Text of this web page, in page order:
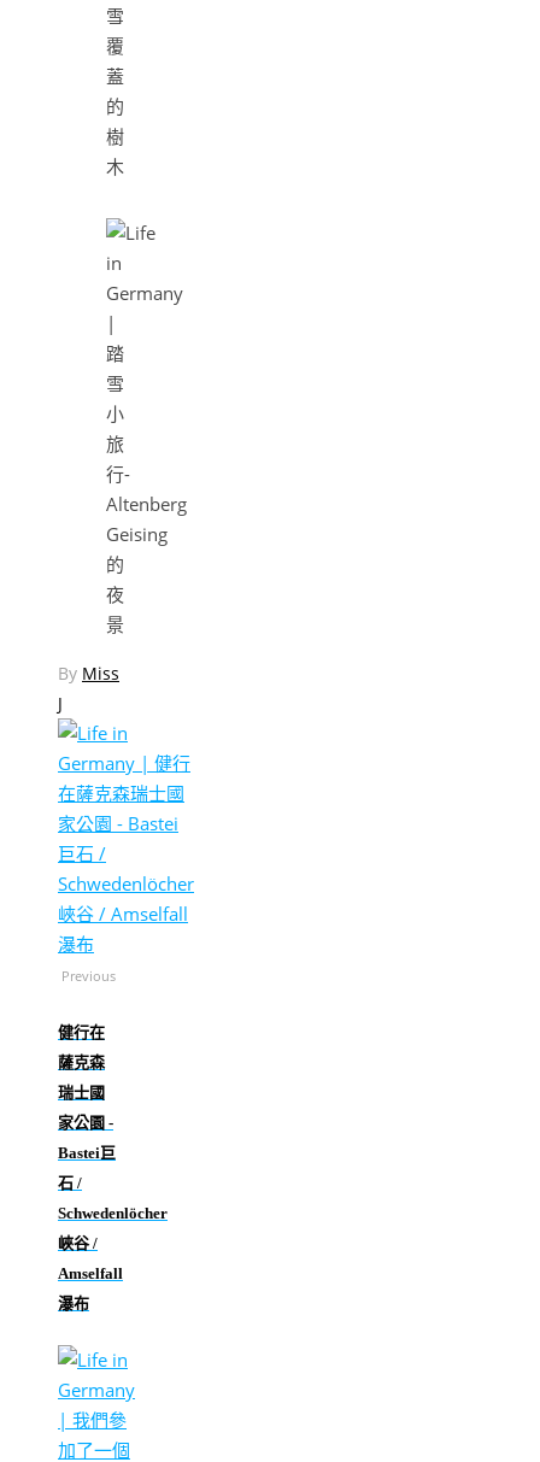
雪
覆
蓋
的
樹
木
Geising
的
夜
景
By Miss
J
Previous
健行在
薩克森
瑞士國
家公園 -
Bastei巨
石 /
Schwedenlöcher
峽谷 /
Amselfall
瀑布